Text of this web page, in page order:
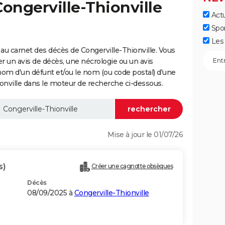
Thionville
carnet des décès de Congerville-Thionville. Vous
avis de décès, une nécrologie ou un avis
d'un défunt et/ou le nom (ou code postal) d'une
dans le moteur de recherche ci-dessous.
Mise à jour le 01/07/26
Créer une cagnotte obsèques
Décès
08/09/2025 à Congerville-Thionville